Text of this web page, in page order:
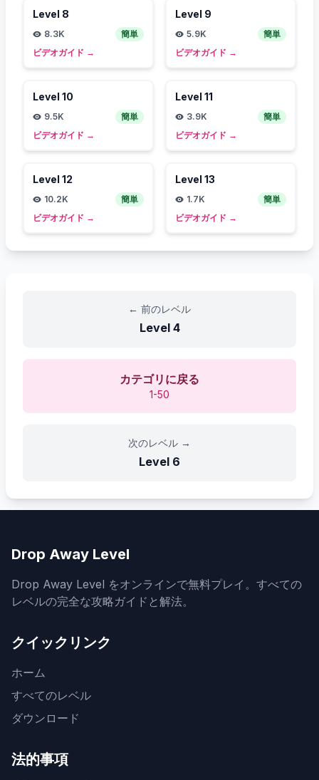
Level 8
8.3K
簡単
ビデオガイド →
Level 9
5.9K
簡単
ビデオガイド →
Level 10
9.5K
簡単
ビデオガイド →
Level 11
3.9K
簡単
ビデオガイド →
Level 12
10.2K
簡単
ビデオガイド →
Level 13
1.7K
簡単
ビデオガイド →
← 前のレベル
Level 4
カテゴリに戻る
1-50
次のレベル →
Level 6
Drop Away Level
Drop Away Level をオンラインで無料プレイ。すべての
レベルの完全な攻略ガイドと解法。
クイックリンク
ホーム
すべてのレベル
ダウンロード
法的事項